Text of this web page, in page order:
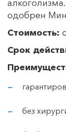
одобрен
Стоимость:
Срок
без